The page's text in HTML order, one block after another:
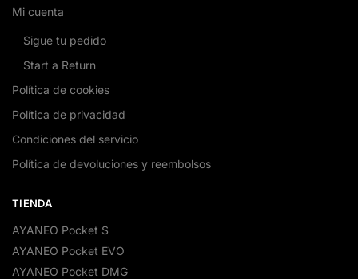
Mi cuenta
Sigue tu pedido
Start a Return
Política de cookies
Política de privacidad
Condiciones del servicio
Política de devoluciones y reembolsos
TIENDA
AYANEO Pocket S
AYANEO Pocket EVO
AYANEO Pocket DMG